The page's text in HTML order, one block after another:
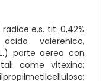
e.s. tit. 0,42%
valerenico,
parte aerea con
come vitexina;